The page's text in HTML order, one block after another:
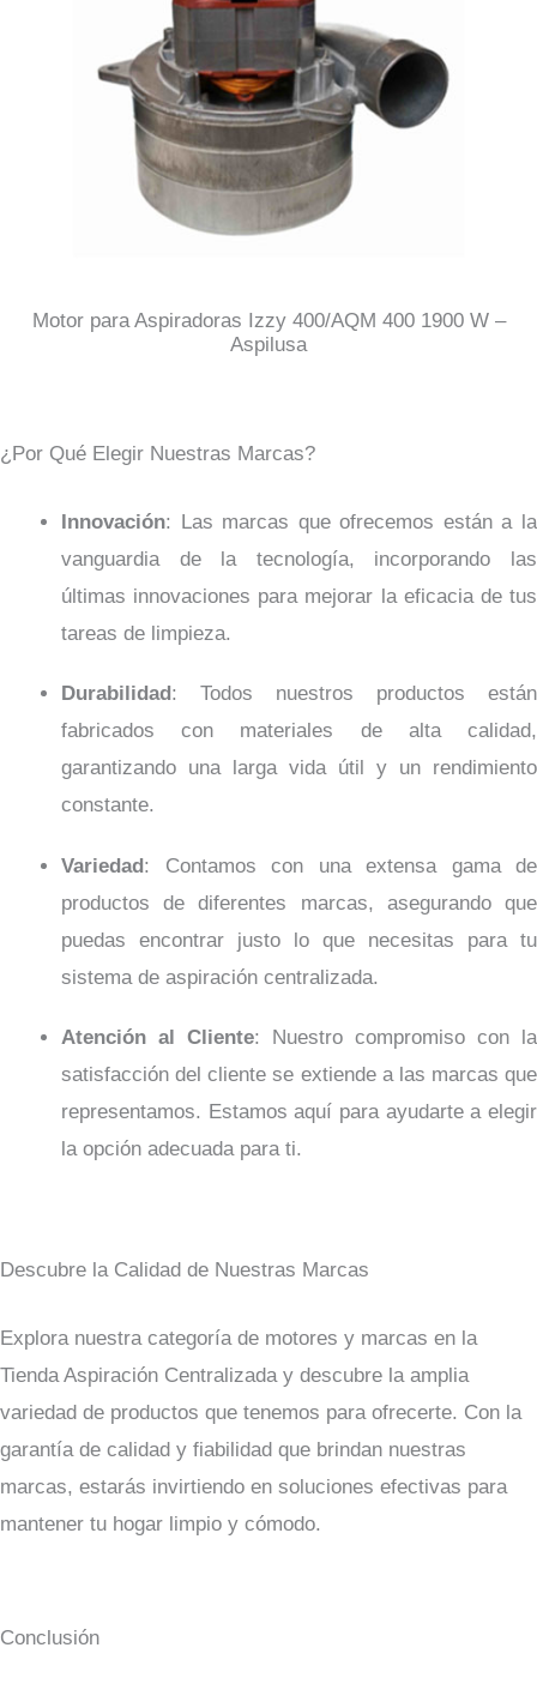
Motor para Aspiradoras Izzy 400/AQM 400 1900 W –
Aspilusa
¿Por Qué Elegir Nuestras Marcas?
Innovación: Las marcas que ofrecemos están a la
vanguardia de la tecnología, incorporando las
últimas innovaciones para mejorar la eficacia de tus
tareas de limpieza.
Durabilidad : Todos nuestros productos están
fabricados con materiales de alta calidad,
garantizando una larga vida útil y un rendimiento
constante.
Variedad: Contamos con una extensa gama de
productos de diferentes marcas, asegurando que
puedas encontrar justo lo que necesitas para tu
sistema de aspiración centralizada.
Atención al Cliente: Nuestro compromiso con la
satisfacción del cliente se extiende a las marcas que
representamos. Estamos aquí para ayudarte a elegir
la opción adecuada para ti.
Descubre la Calidad de Nuestras Marcas
Explora nuestra categoría de motores y marcas en la
Tienda Aspiración Centralizada y descubre la amplia
variedad de productos que tenemos para ofrecerte. Con la
garantía de calidad y fiabilidad que brindan nuestras
marcas, estarás invirtiendo en soluciones efectivas para
mantener tu hogar limpio y cómodo.
Conclusión